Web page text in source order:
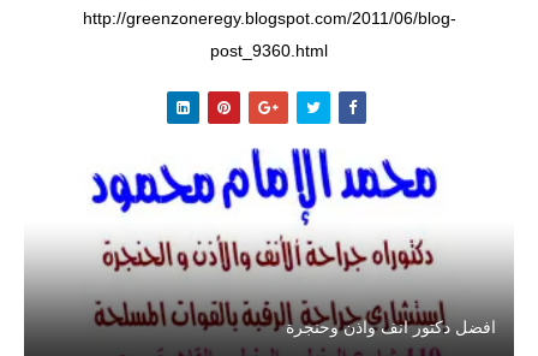
http://greenzoneregy.blogspot.com/2011/06/blog-
post_9360.html
افضل دكتور انف واذن وحنجرة